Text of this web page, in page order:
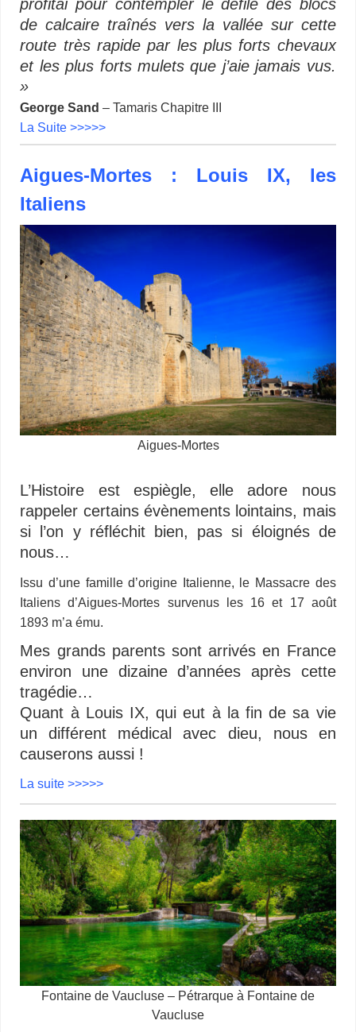
profitai pour contempler le défilé des blocs
de calcaire traînés vers la vallée sur cette
route très rapide par les plus forts chevaux
et les plus forts mulets que j’aie jamais vus.
»
George Sand – Tamaris Chapitre III
La Suite >>>>>
Aigues-Mortes : Louis IX, les
Italiens
Aigues-Mortes
L’Histoire est espiègle, elle adore nous
rappeler certains évènements lointains, mais
si l’on y réfléchit bien, pas si éloignés de
nous…
Issu d’une famille d’origine Italienne, le Massacre des
Italiens d’Aigues-Mortes survenus les 16 et 17 août
1893 m’a ému.
Mes grands parents sont arrivés en France
environ une dizaine d’années après cette
tragédie…
Quant à Louis IX, qui eut à la fin de sa vie
un différent médical avec dieu, nous en
causerons aussi !
La suite >>>>>
Fontaine de Vaucluse – Pétrarque à Fontaine de
Vaucluse